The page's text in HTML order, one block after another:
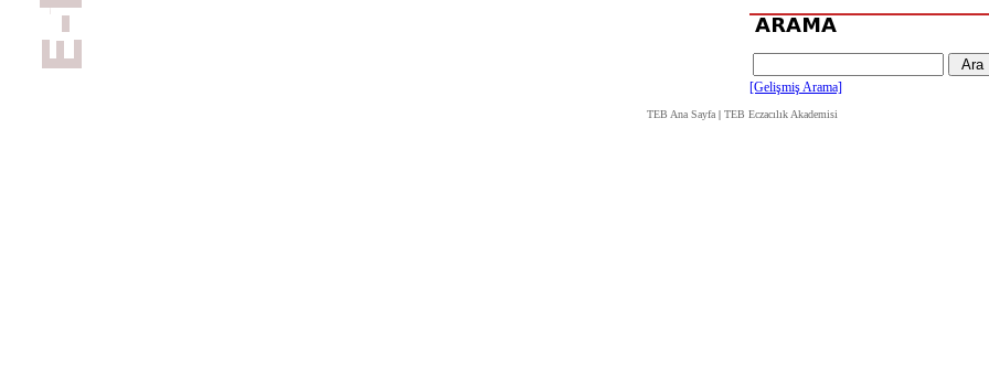
[Gelişmiş Arama]
TEB Ana Sayfa| TEB Eczacılık Akademisi